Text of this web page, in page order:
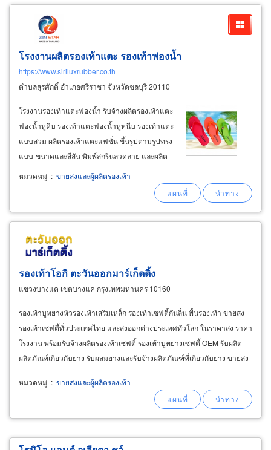
โรงงานผลิตรองเท้าแตะ รองเท้าฟองน้ำ
https://www.siriluxrubber.co.th
ตำบลสุรศักดิ์ อำเภอศรีราชา จังหวัดชลบุรี 20110
โรงงานรองเท้าแตะฟองน้ำ รับจ้างผลิตรองเท้าแตะ
ฟองน้ำหูคีบ รองเท้าแตะฟองน้ำหูหนีบ รองเท้าแตะ
แบบสวม ผลิตรองเท้าแตะแฟชั่น ขึ้นรูปตามรูปทรง
แบบ-ขนาดและสีสัน พิมพ์สกรีนลวดลาย และผลิต
ตามเกรดฟองน้ำ ตามที่ลูกค้าต้องการ พร้อมติด
เครื่องหมายโลโก้ของลูกค้าและใส่ถุงบรรจุภัณฑ์
ตามสั่ง โรงงานผลิตรองเท้าแตะฟองนํ้าและแผ่น
ยาง
หมวดหมู่ : ขายส่งและผู้ผลิตรองเท้า
รองเท้าโอกิ ตะวันออกมาร์เก็ตติ้ง
แขวงบางแค เขตบางแค กรุงเทพมหานคร 10160
รองเท้าบูทยางหัวรองเท้าเสริมเหล็ก รองเท้าเซฟตี้กันลื่น พื้นรองเท้า ขายส่ง
รองเท้าเซฟตี้ทั่วประเทศไทย และส่งออกต่างประเทศทั่วโลก ในราคาส่ง ราคา
โรงงาน พร้อมรับจ้างผลิตรองเท้าเซฟตี้ รองเท้าบูทยางเซฟตี้ OEM รับผลิต
ผลิตภัณท์เกี่ยวกับยาง รับผสมยางและรับจ้างผลิตภัณฑ์ที่เกี่ยวกับยาง ขายส่ง
หมวดหมู่ : ขายส่งและผู้ผลิตรองเท้า